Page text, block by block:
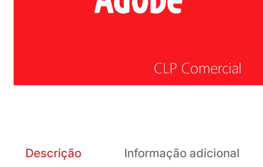
Descrição Informação adicional